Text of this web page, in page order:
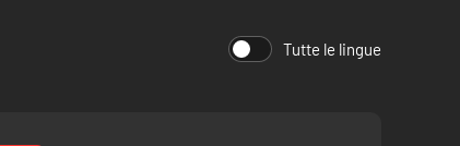
Tutte le lingue